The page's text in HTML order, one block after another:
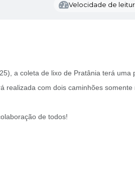
Velocidade de
a coleta de lixo de Pratânia terá
realizada com dois caminhões
de todos!